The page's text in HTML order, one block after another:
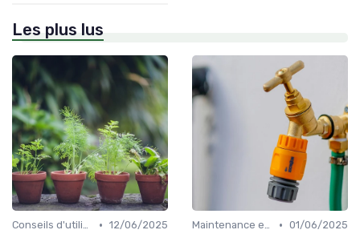
Les plus lus
Conseils d'utilisation • 12/06/2025
Maintenance et entretien • 01/06/2025